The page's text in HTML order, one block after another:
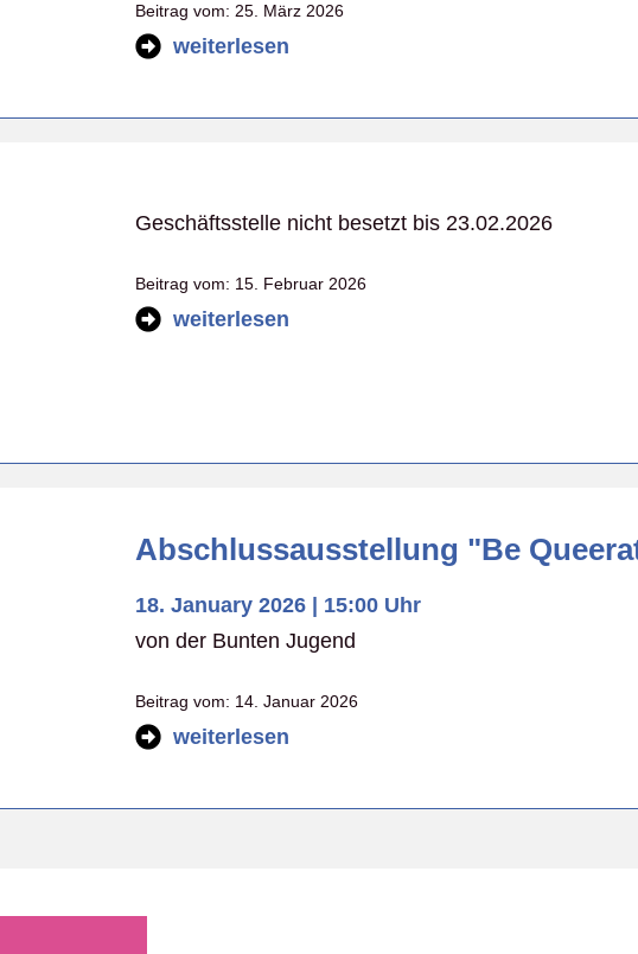
Beitrag vom: 25. März 2026
weiterlesen
Geschäftsstelle nicht besetzt bis 23.02.2026
Beitrag vom: 15. Februar 2026
weiterlesen
Abschlussausstellung "Be
18. January 2026 | 15:00 Uhr
von der Bunten Jugend
Beitrag vom: 14. Januar 2026
weiterlesen